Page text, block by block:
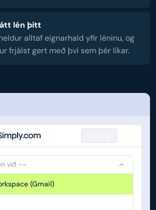
lén þitt
alltaf eignarhald yfir léninu, og
frjálst gert með því sem þér líkar.
við --
(Gmail)